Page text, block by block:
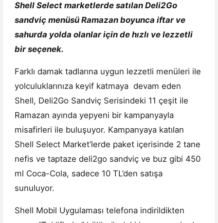
Shell Select marketlerde satılan Deli2Go
sandviç menüsü Ramazan boyunca iftar ve
sahurda yolda olanlar için de hızlı ve lezzetli
bir seçenek.
Farklı damak tadlarına uygun lezzetli menüleri ile
yolculuklarınıza keyif katmaya devam eden
Shell, Deli2Go Sandviç Serisindeki 11 çeşit ile
Ramazan ayında yepyeni bir kampanyayla
misafirleri ile buluşuyor. Kampanyaya katılan
Shell Select Market’lerde paket içerisinde 2 tane
nefis ve taptaze deli2go sandviç ve buz gibi 450
ml Coca-Cola, sadece 10 TL’den satışa
sunuluyor.
Shell Mobil Uygulaması telefona indirildikten